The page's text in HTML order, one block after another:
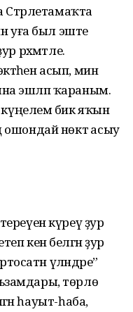
Стәрлетамаҡта
уға был эште
рәхмәтле.
асып, мин
эшләп ҡараным.
күңелемә бик яҡын
нөктә асыу
күреү ҙур
кенә белгән ҙур
үләндәре”
төрлө
һауыт-һаба,